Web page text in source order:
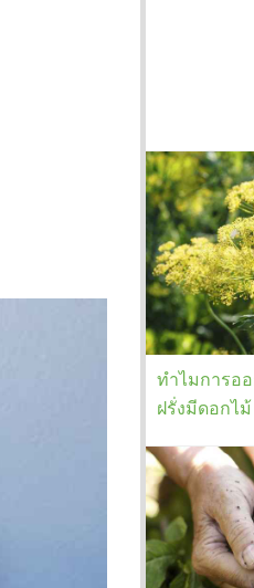
ทำไมการอ
ฝรั่งมีดอกไม้